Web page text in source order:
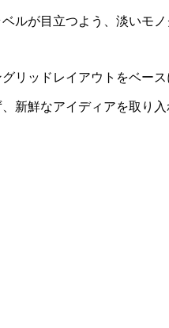
ルが目立つよう、淡いモ
リッドレイアウトをベー
新鮮なアイディアを取り